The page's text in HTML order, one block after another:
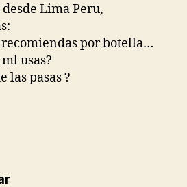
Lima Peru,
recomiendas por botella…
usas?
las pasas ?
dice: